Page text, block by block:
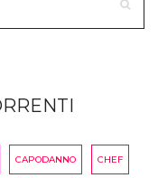
CAPODANNO CHEF